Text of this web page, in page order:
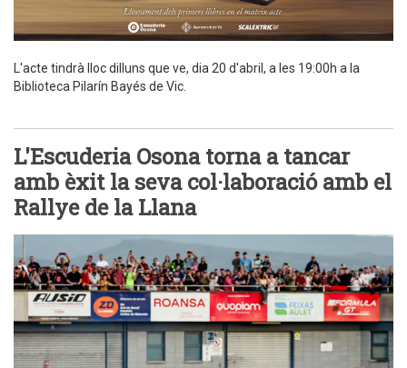
L'acte tindrà lloc dilluns que ve, dia 20 d'abril, a les 19:00h a la
Biblioteca Pilarín Bayés de Vic.
L'Escuderia Osona torna a tancar
amb èxit la seva col·laboració amb el
Rallye de la Llana